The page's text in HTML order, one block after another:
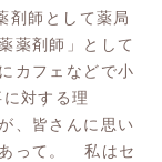
師として薬局
薬剤師」として
カフェなどで小
対する理
、皆さんに思い
あって。 私はセ